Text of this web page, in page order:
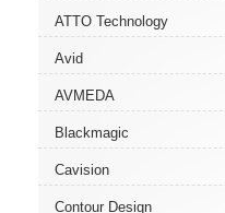
ATTO Technology
Avid
AVMEDA
Blackmagic
Cavision
Contour Design